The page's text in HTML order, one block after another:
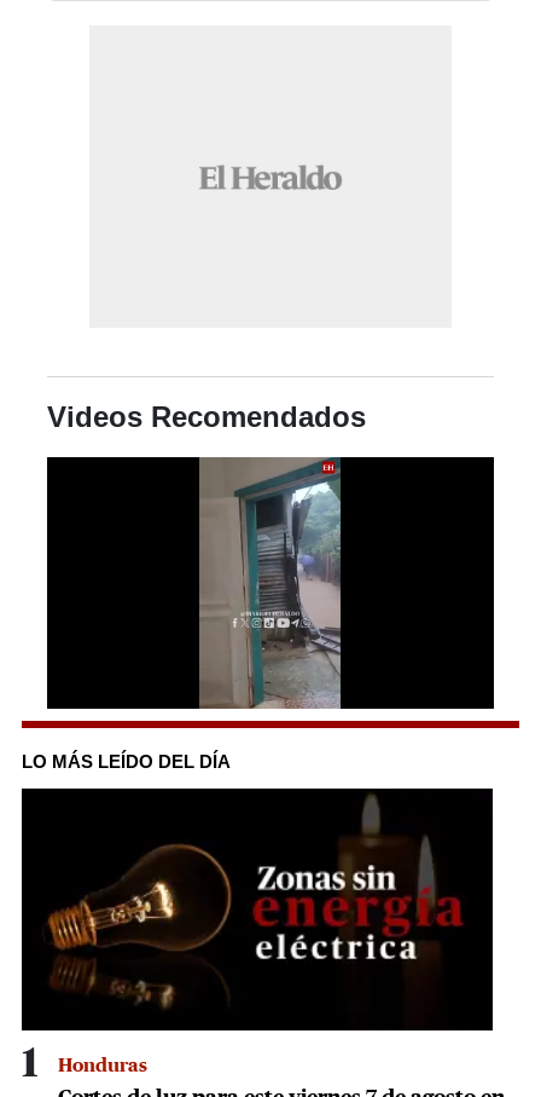
Videos Recomendados
0
of
1
minute,
LO MÁS LEÍDO DEL DÍA
1 Honduras